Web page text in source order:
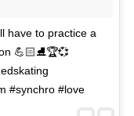
have to practice a
💪🏻⛸🏆💞
#synchro #love